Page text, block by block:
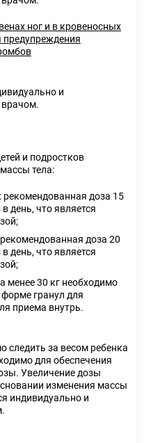
ног и в кровеносных
предупреждения
омбов
и
и подростков
тела:
рекомендованная доза 15
день, что является
доза 20
день, что является
менее 30 кг необходимо
гранул для
приема внутрь.
следить за весом ребенка
для обеспечения
Увеличение дозы
изменения массы
индивидуально и